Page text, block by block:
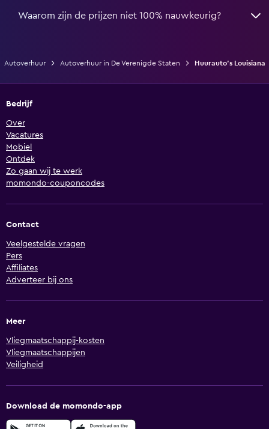
Waarom zijn de prijzen niet 100% nauwkeurig?
Autoverhuur Autoverhuur in De Verenigde Staten Huurauto's Louisiana
Bedrijf
Over
Vacatures
Mobiel
Ontdek
Zo gaan wij te werk
momondo-couponcodes
Contact
Veelgestelde vragen
Pers
Affiliates
Adverteer bij ons
Meer
Vliegmaatschappij-kosten
Vliegmaatschappijen
Veiligheid
Download de momondo-app